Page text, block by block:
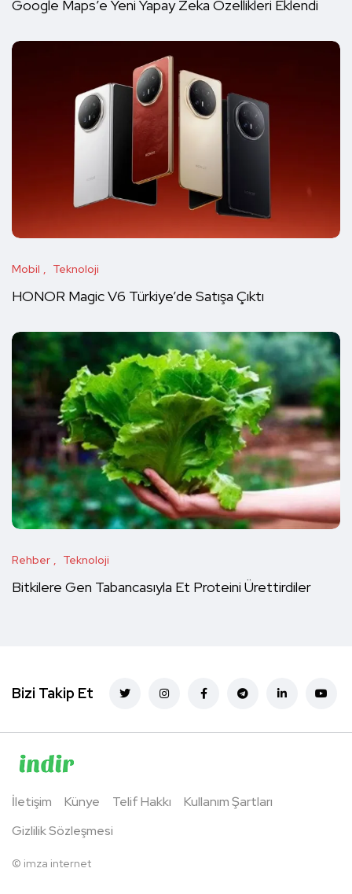
Google Maps’e Yeni Yapay Zeka Özellikleri Eklendi
Mobil Teknoloji
HONOR Magic V6 Türkiye’de Satışa Çıktı
Rehber Teknoloji
Bitkilere Gen Tabancasıyla Et Proteini Ürettirdiler
Bizi Takip Et
İletişim Künye Telif Hakkı
Kullanım Şartları
Gizlilik Sözleşmesi
© imza internet